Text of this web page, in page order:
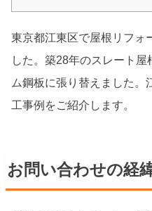
東京都江東区で屋根リフォ
した。築28年のスレート
ム鋼板に張り替えました。
工事例をご紹介します。
お問い合わせの経